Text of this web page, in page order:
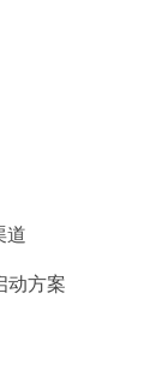
道
动方案